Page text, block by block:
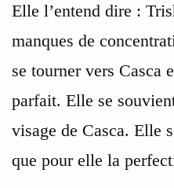
Elle l’entend dire :
manques de
se tourner vers Casca
parfait. Elle se
visage de Casca. Elle
que pour elle la